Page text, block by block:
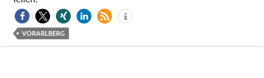
VORARLBERG